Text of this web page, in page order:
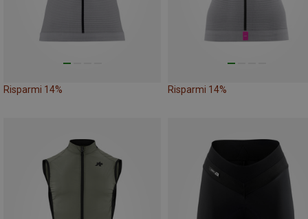
Risparmi 14% Risparmi 14%